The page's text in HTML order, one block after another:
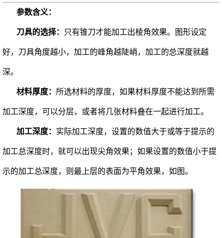
参数含义：
刀具的选择： 只有锥刀才能加工出棱角效果。图形设定
好，刀具角度越小，加工的峰角越陡峭，加工的总深度就越
深。
材料厚度： 所选材料的厚度，如果材料厚度不能达到所需
加工深度，可以分层，或者将几张材料叠在一起进行加工。
加工深度： 实际加工深度，设置的数值大于或等于提示的
加工总深度时，就可以出现尖角效果；如果设置的数值小于提
示的加工总深度，则最上层的表面为平角效果，如图。